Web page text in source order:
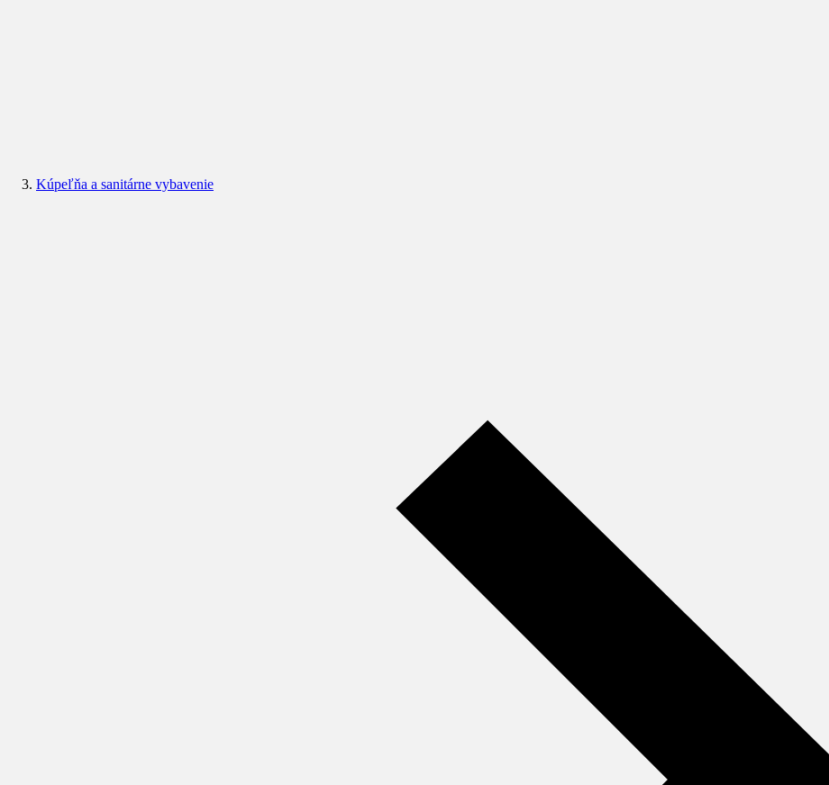
Kúpeľňa a sanitárne vybavenie